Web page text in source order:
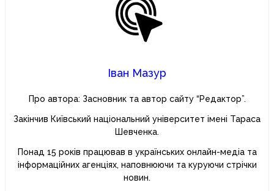
Іван Мазур
Про автора: Засновник та автор сайту “Редактор”.
Закінчив Київський національний університет імені Тараса
Шевченка.
Понад 15 років працював в українських онлайн-медіа та
інформаційних агенціях, наповнюючи та куруючи стрічки
новин.